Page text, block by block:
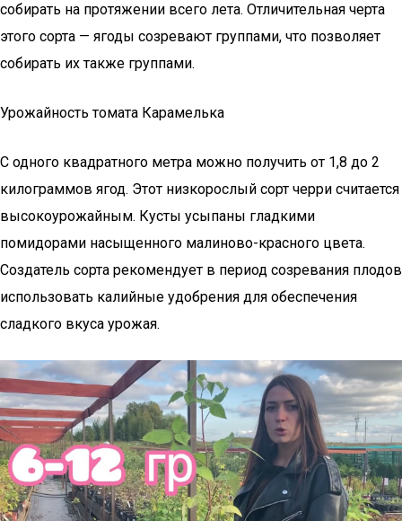
собирать на протяжении всего лета. Отличительная черта
этого сорта — ягоды созревают группами, что позволяет
собирать их также группами.
Урожайность томата Карамелька
С одного квадратного метра можно получить от 1,8 до 2
килограммов ягод. Этот низкорослый сорт черри считается
высокоурожайным. Кусты усыпаны гладкими
помидорами насыщенного малиново-красного цвета.
Создатель сорта рекомендует в период созревания плодов
использовать калийные удобрения для обеспечения
сладкого вкуса урожая.